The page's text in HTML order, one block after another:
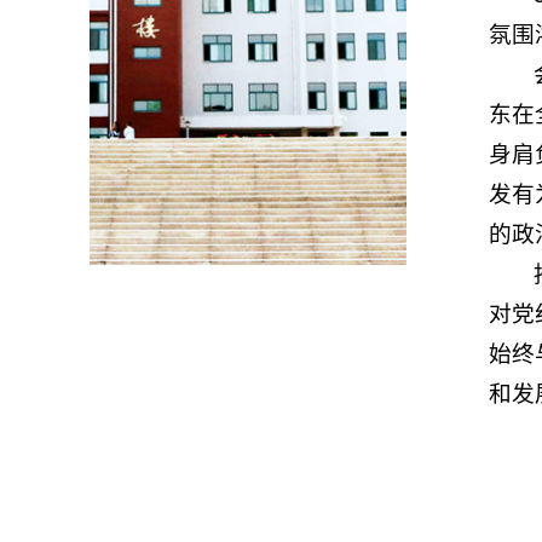
氛围
东在
身肩
发有
的政
对党
始终
和发